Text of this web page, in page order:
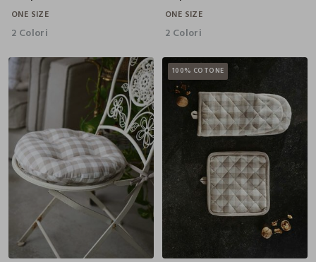
ONE SIZE
2 Colori
ONE SIZE
2 Colori
100% COTONE